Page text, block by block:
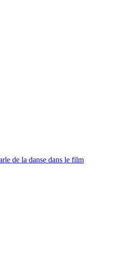
de la danse dans le film